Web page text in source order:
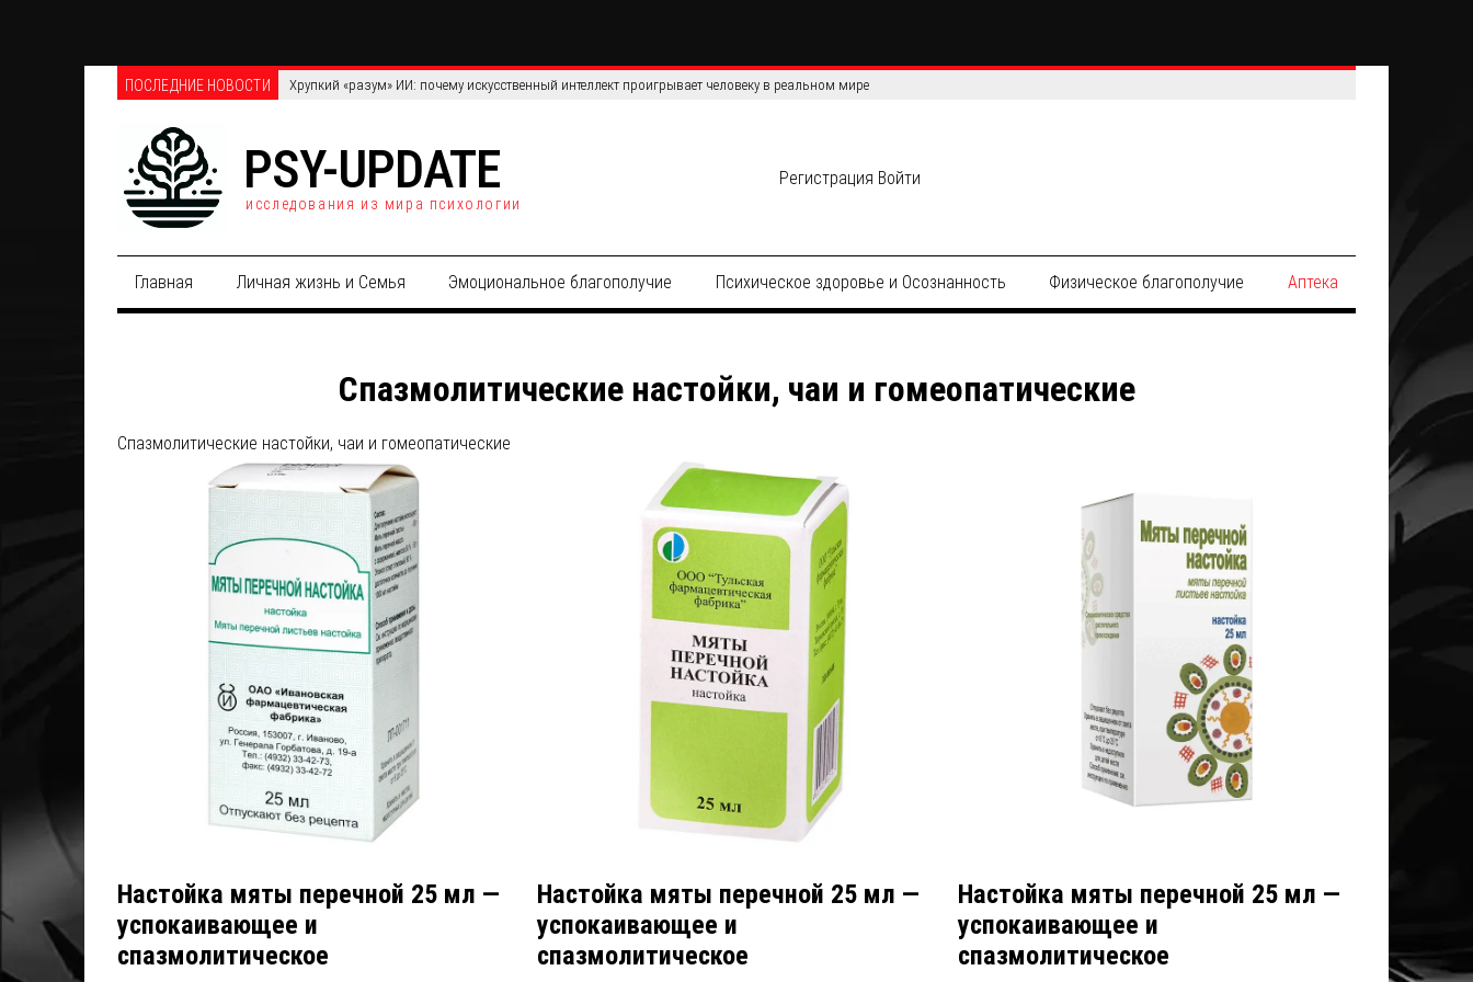
ПОСЛЕДНИЕ НОВОСТИ Хрупкий «разум» ИИ: почему искусственный интеллект проигрывает человеку в реальном мире
PSY-UPDATE
исследования из мира психологии
Регистрация Войти
Главная Личная жизнь и Семья Эмоциональное благополучие Психическое здоровье и Осознанность Физическое благополучие Аптека
Спазмолитические настойки, чаи и гомеопатические
Спазмолитические настойки, чаи и гомеопатические
Настойка мяты перечной 25 мл —
успокаивающее и
спазмолитическое
Настойка мяты перечной 25 мл —
успокаивающее и
спазмолитическое
Настойка мяты перечной 25 мл —
успокаивающее и
спазмолитическое